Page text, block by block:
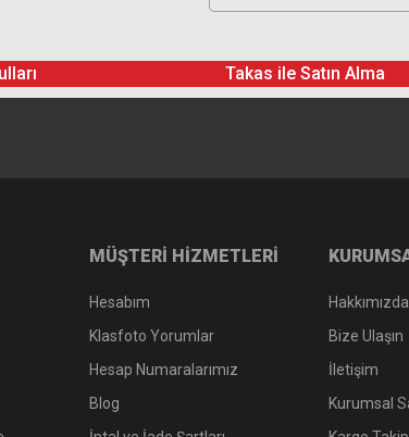
Takas ile Satın Alma
MÜŞTERİ HİZMETLERİ
Hesabım
Klasfoto Yorumlar
Hesap Numaralarımız
Blog
Hakkımızda
Bize Ulaşın
İletişim
Kurumsal